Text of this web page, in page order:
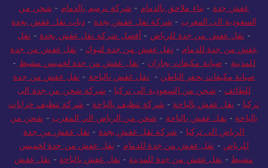
عفش جدة - بناء ملاحق بالدمام - شركة ترميم بالدمام - شحن من
السعودية الى المغرب - شركة نقل عفش بجدة - دباب نقل عفش بجدة
- نقل عفش من جدة للرياض - أفضل شركة نقل عفش بجدة - نقل
عفش من جدة للدمام - نقل عفش من جدة لتبوك - نقل عفش من جدة
للمدينة - صيانة مكيفات بجازان - نقل عفش من جدة لخميس مشيط -
صيانة مكيفات بحفر الباطن - نقل عفش بالباحة - نقل عفش من جدة
للطائف - شحن من السعودية الى تركيا - شركة شحن من جدة الى
تركيا - نقل عفش بالباحة - شركة تنظيف بالباحة - شركة تنظيف خزانات
بالباحة - نقل عفش بالباحة - شحن من الرياض الي المغرب - شحن من
الرياض الى تركيا - شركة نقل عفش بجدة - نقل عفش من جدة
للرياض - نقل عفش من جدة للدمام - نقل عفش من جدة لخميس
مشيط - نقل عفش من جدة للمدينة - نقل عفش بالباحة - نقل عفش